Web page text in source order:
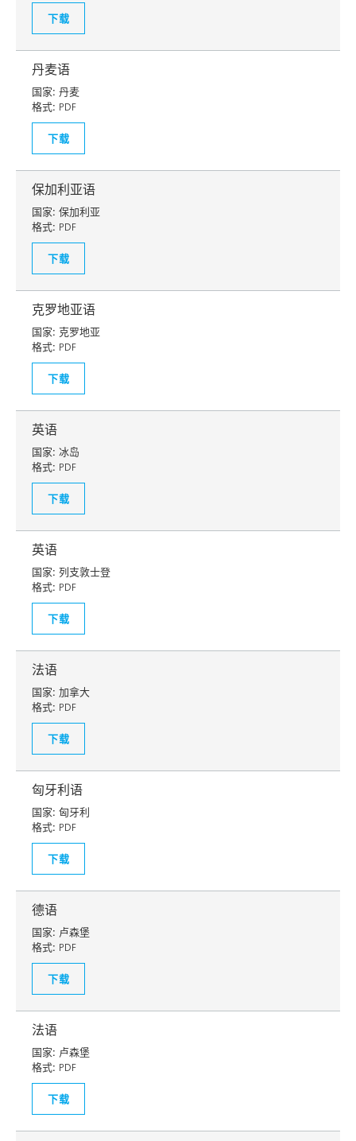
下载
丹麦语
国家: 丹麦
格式: PDF
下载
保加利亚语
国家: 保加利亚
格式: PDF
下载
克罗地亚语
国家: 克罗地亚
格式: PDF
下载
英语
国家: 冰岛
格式: PDF
下载
英语
国家: 列支敦士登
格式: PDF
下载
法语
国家: 加拿大
格式: PDF
下载
匈牙利语
国家: 匈牙利
格式: PDF
下载
德语
国家: 卢森堡
格式: PDF
下载
法语
国家: 卢森堡
格式: PDF
下载